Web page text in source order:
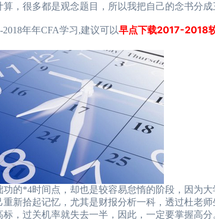
，很多都是观念题目，所以我把自己的念书分成
年年CFA学习,建议可以早点下载2017-2018
*4时间点，却也是较容易怠惰的阶段，因为大
新拾起记忆，尤其是财报分析一科，透过杜老
，过关机率就失去一半，因此，一定要掌握高分